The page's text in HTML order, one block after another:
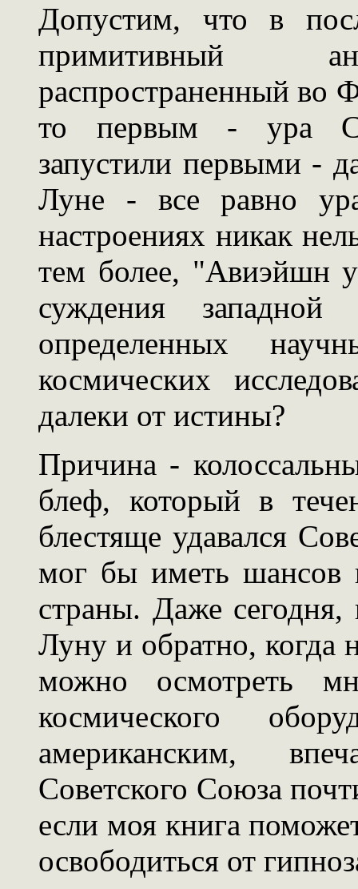
Допустим, что в
примитивный
распространенный во
то первым - ура
запустили первыми -
Луне - все равно
настроениях никак
тем более, "Авиэйшн
суждения
определенных
космических
далеки от истины?
Причина -
блеф, который в
блестяще удавался
мог бы иметь шансов
страны. Даже сегодня,
Луну и обратно, когда
можно осмотреть
космического
американским,
Советского Союза
если моя книга
освободиться от